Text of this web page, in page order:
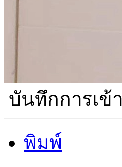
บันทึกการเข้า
พิมพ์